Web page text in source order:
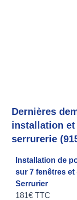
Dernières
installation et
serrurerie
Installation de
sur 7 fenêtres
Serrurier
181€ TTC